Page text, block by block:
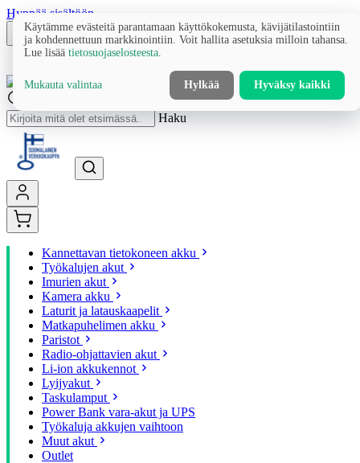
Hyppää sisältöön
Haku
Kannettavan tietokoneen akku
Työkalujen akut
Imurien akut
Kamera akku
Laturit ja latauskaapelit
Matkapuhelimen akku
Paristot
Radio-ohjattavien akut
Li-ion akkukennot
Lyijyakut
Taskulamput
Power Bank vara-akut ja UPS
Työkaluja akkujen vaihtoon
Muut akut
Outlet
Käytämme evästeitä parantamaan käyttökokemusta, kävijätilastointiin
ja kohdennettuun markkinointiin. Voit hallita asetuksia milloin tahansa.
Lue lisää tietosuojaselosteesta
Mukauta valintaa Hylkää Hyväksy kaikki